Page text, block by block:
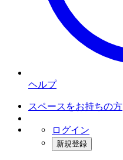
ヘルプ
スペースをお持ちの方
ログイン
新規登録